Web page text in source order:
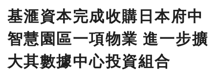
基滙資本完成收購日本府中
智慧園區一項物業 進一步擴
大其數據中心投資組合